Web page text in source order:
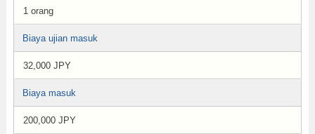
1 orang
Biaya ujian masuk
32,000 JPY
Biaya masuk
200,000 JPY